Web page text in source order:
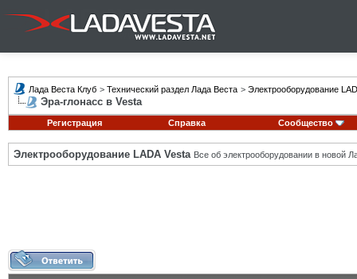
Лада Веста Клуб > Технический раздел Лада Веста > Электрооборудование
Эра-глонасс в Vesta
Регистрация Справка Сообщество
Электрооборудование LADA Vesta Все об электрооборудовании в новой